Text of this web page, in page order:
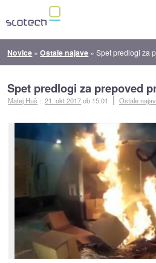
Novice »Ostale najave »Spet predlogi za
Spet predlogi za prepoved
Matej Huš ::21. okt 2017ob 15:01 Ostale